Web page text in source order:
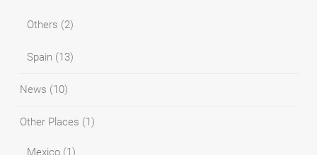
Others (2)
Spain (13)
News (10)
Other Places (1)
Mexico (1)